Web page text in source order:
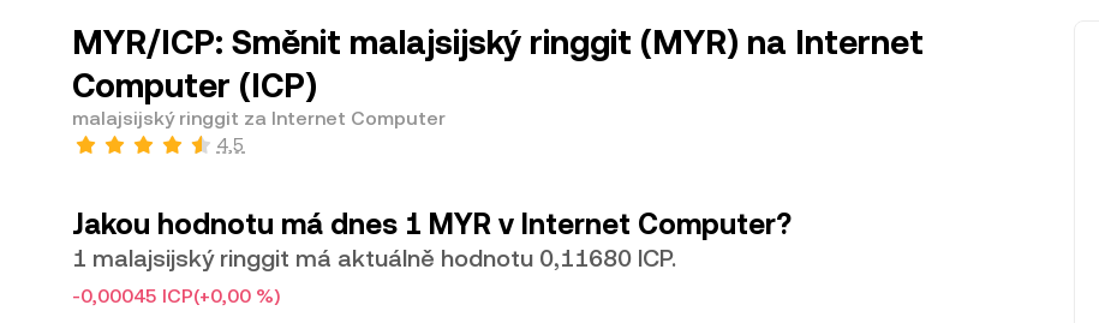
MYR/ICP: Směnit malajsijský ringgit (MYR) na Internet
Computer (ICP)
malajsijský ringgit za Internet Computer
4,5
Jakou hodnotu má dnes 1 MYR v Internet Computer?
1 malajsijský ringgit má aktuálně hodnotu 0,11680 ICP.
-0,00045 ICP(+0,00 %)